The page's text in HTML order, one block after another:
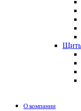
О компании